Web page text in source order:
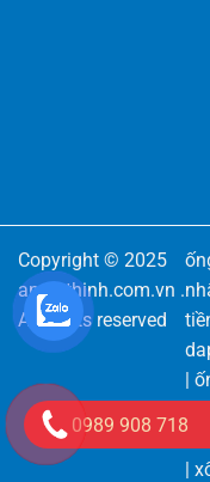
Copyright © 2025
angiathinh.com.vn .
All rights reserved
|
|
0989 908 718